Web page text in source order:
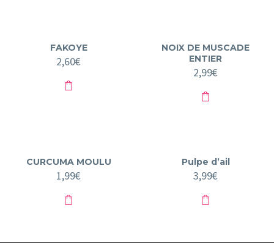
FAKOYE
2,60€
NOIX DE MUSCADE
ENTIER
2,99€
CURCUMA MOULU
1,99€
Pulpe d’ail
3,99€